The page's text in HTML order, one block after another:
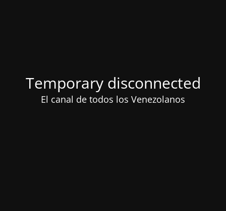
Temporary disconnected
El canal de todos los Venezolanos